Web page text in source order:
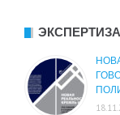
ЭКСПЕРТИЗА